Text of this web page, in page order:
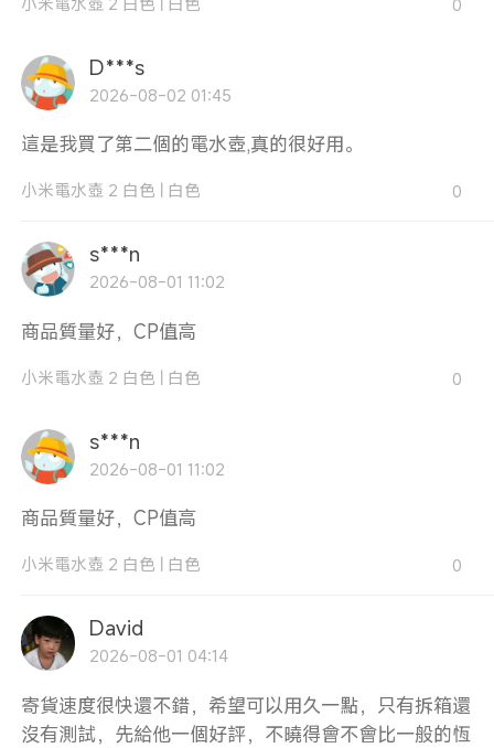
D***s
2026-08-02 01:45
這是我買了第二個的電水壺,真的很好用。
小米電水壺 2 白色 | 白色 0
s***n
2026-08-01 11:02
商品質量好，CP值高
小米電水壺 2 白色 | 白色 0
s***n
2026-08-01 11:02
商品質量好，CP值高
小米電水壺 2 白色 | 白色 0
David
2026-08-01 04:14
寄貨速度很快還不錯，希望可以用久一點，只有拆箱還
沒有測試，先給他一個好評，不曉得會不會比一般的恆